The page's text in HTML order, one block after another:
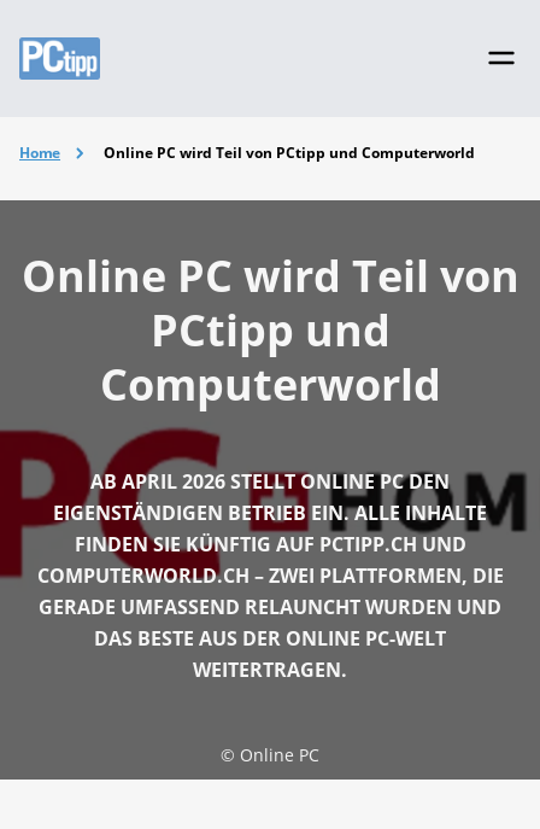
Home Online PC wird Teil von PCtipp und Computerworld
Online PC wird Teil von
PCtipp und
Computerworld
AB APRIL 2026 STELLT ONLINE PC DEN
EIGENSTÄNDIGEN BETRIEB EIN. ALLE INHALTE
FINDEN SIE KÜNFTIG AUF PCTIPP.CH UND
COMPUTERWORLD.CH – ZWEI PLATTFORMEN, DIE
GERADE UMFASSEND RELAUNCHT WURDEN UND
DAS BESTE AUS DER ONLINE PC-WELT
WEITERTRAGEN.
© Online PC